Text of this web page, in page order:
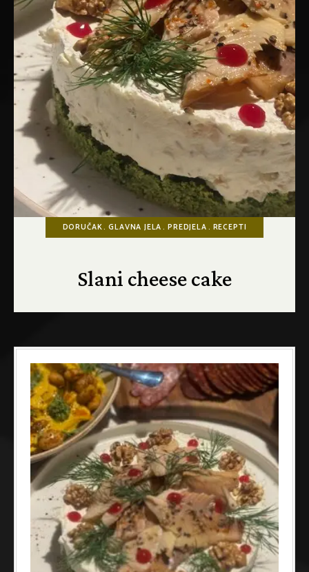
DORUČAK GLAVNA JELA PREDJELA RECEPTI
Slani cheese cake